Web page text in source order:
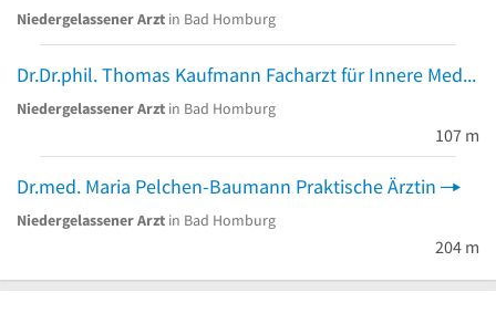
Niedergelassener Arzt in Bad Homburg
Dr.Dr.phil. Thomas Kaufmann Facharzt für Innere Medizin
Niedergelassener Arzt in Bad Homburg
107 m
Dr.med. Maria Pelchen-Baumann Praktische Ärztin
Niedergelassener Arzt in Bad Homburg
204 m